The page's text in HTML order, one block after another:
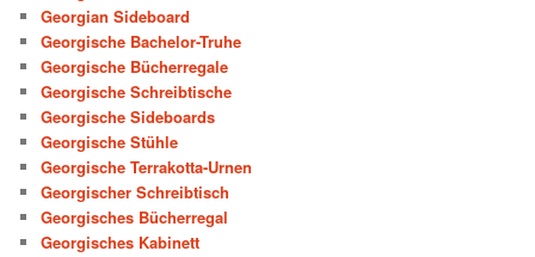
Georgian Sideboard
Georgische Bachelor-Truhe
Georgische Bücherregale
Georgische Schreibtische
Georgische Sideboards
Georgische Stühle
Georgische Terrakotta-Urnen
Georgischer Schreibtisch
Georgisches Bücherregal
Georgisches Kabinett